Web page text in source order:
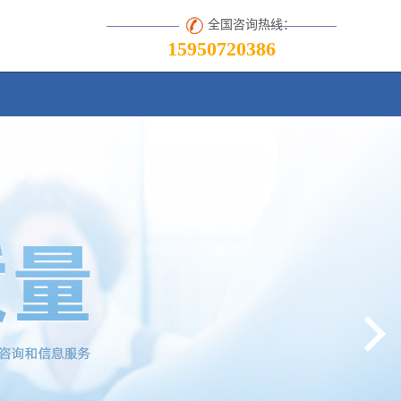
全国咨询热线：
15950720386